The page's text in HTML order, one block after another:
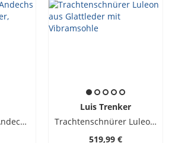
Gefütterte Boots Andechs aus genarbtem Leder, Limited Edition
Luis Trenker
Trachtenschnürer Luleon aus Glattleder mit Vibramsohle
519,99 €